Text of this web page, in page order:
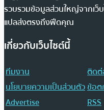
รวบรวมข้อมูลส่วนใหญ่จากเว็บ
แปลส่งตรงถึงฟีดคุณ
เกี่ยวกับเว็บไซต์นี้
ทีมงาน
ติดต่
นโยบายความเป็นส่วนตัวข้อต
Advertise
RSS